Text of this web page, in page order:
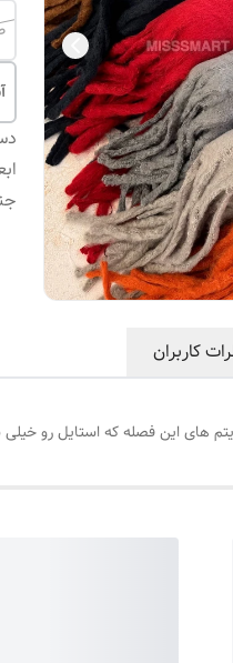
کاربران
آیتم های این فصله که استایل